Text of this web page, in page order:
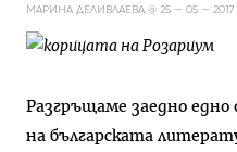
МАРИНА ДЕЛИВЛАЕВА @ 25 — 05 — 2017
Разгръщаме заедно
на българската